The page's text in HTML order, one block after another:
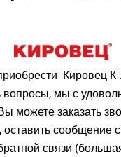
Кировец
мы с
можете заказать
оставить сообщение
связи